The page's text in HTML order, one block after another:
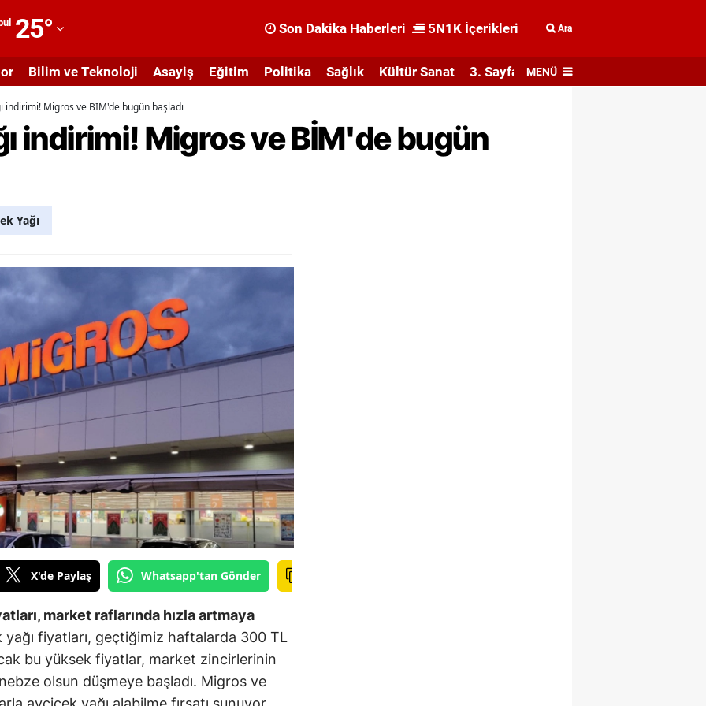
25° Son Dakika Haberleri 5N1K İçerikleri Ara
Bilim ve Teknoloji Asayiş Eğitim Politika Sağlık Kültür Sanat 3. Sayfa MENÜ
indirimi! Migros ve BİM'de bugün başladı
indirimi! Migros ve BİM'de bugün
Yağı
X'de Paylaş Whatsapp'tan Gönder
market raflarında hızla artmaya
fiyatları, geçtiğimiz haftalarda 300 TL
bu yüksek fiyatlar, market zincirlerinin
olsun düşmeye başladı. Migros ve